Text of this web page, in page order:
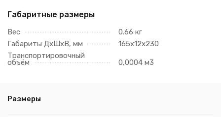
Габаритные размеры
Вес
0.66 кг
Габариты ДхШхВ, мм
165х12х230
Транспортировочный
объём 0,0004 м3
Размеры